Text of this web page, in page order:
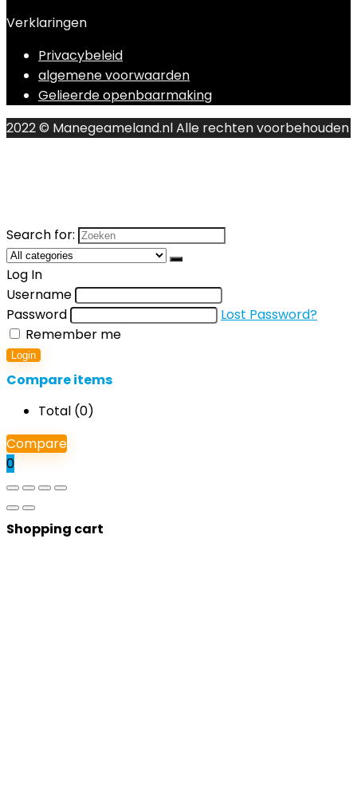
Verklaringen
Privacybeleid
algemene voorwaarden
Gelieerde openbaarmaking
2022 © Manegeameland.nl Alle rechten voorbehouden
Search for:
Log In
Username
Password
Lost Password?
Remember me
Login
Compare items
Total (0)
Compare
0
Shopping cart